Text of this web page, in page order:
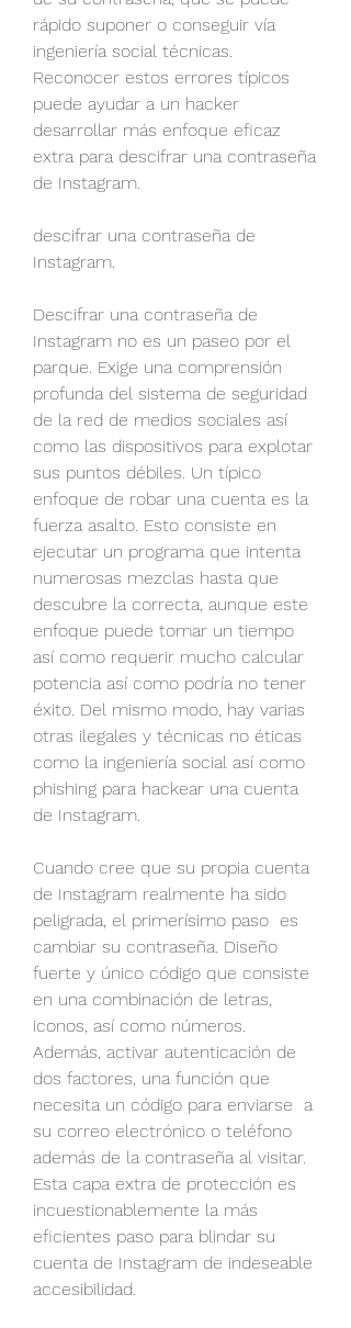
rápido suponer o conseguir vía
ingeniería social técnicas.
Reconocer estos errores típicos
puede ayudar a un hacker
desarrollar más enfoque eficaz
extra para descifrar una contraseña
de Instagram.
descifrar una contraseña de
Instagram.
Descifrar una contraseña de
Instagram no es un paseo por el
parque. Exige una comprensión
profunda del sistema de seguridad
de la red de medios sociales así
como las dispositivos para explotar
sus puntos débiles. Un típico
enfoque de robar una cuenta es la
fuerza asalto. Esto consiste en
ejecutar un programa que intenta
numerosas mezclas hasta que
descubre la correcta, aunque este
enfoque puede tomar un tiempo
así como requerir mucho calcular
potencia así como podría no tener
éxito. Del mismo modo, hay varias
otras ilegales y técnicas no éticas
como la ingeniería social así como
phishing para hackear una cuenta
de Instagram.
Cuando cree que su propia cuenta
de Instagram realmente ha sido
peligrada, el primerísimo paso  es
cambiar su contraseña. Diseño
fuerte y único código que consiste
en una combinación de letras,
iconos, así como números.
Además, activar autenticación de
dos factores, una función que
necesita un código para enviarse  a
su correo electrónico o teléfono
además de la contraseña al visitar.
Esta capa extra de protección es
incuestionablemente la más
eficientes paso para blindar su
cuenta de Instagram de indeseable
accesibilidad.